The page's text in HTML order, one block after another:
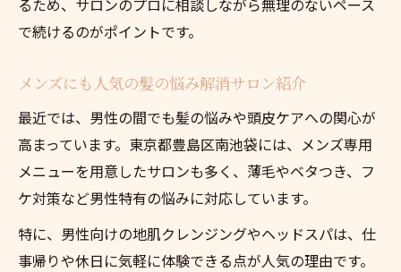
で続けるのがポイントです。
メンズにも人気の髪の悩み解消サロン紹介
最近では、男性の間でも髪の悩みや頭皮ケアへの関心が
高まっています。東京都豊島区南池袋には、メンズ専用
メニューを用意したサロンも多く、薄毛やベタつき、フ
ケ対策など男性特有の悩みに対応しています。
特に、男性向けの地肌クレンジングやヘッドスパは、仕
事帰りや休日に気軽に体験できる点が人気の理由です。